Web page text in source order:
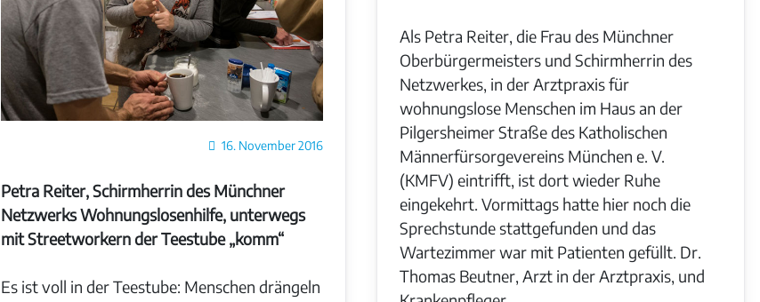
16. November 2016
Petra Reiter, Schirmherrin des Münchner
Netzwerks Wohnungslosenhilfe, unterwegs
mit Streetworkern der Teestube „komm“
Es ist voll in der Teestube: Menschen drängeln
Als Petra Reiter, die Frau des Münchner
Oberbürgermeisters und Schirmherrin des
Netzwerkes, in der Arztpraxis für
wohnungslose Menschen im Haus an der
Pilgersheimer Straße des Katholischen
Männerfürsorgevereins München e. V.
(KMFV) eintrifft, ist dort wieder Ruhe
eingekehrt. Vormittags hatte hier noch die
Sprechstunde stattgefunden und das
Wartezimmer war mit Patienten gefüllt. Dr.
Thomas Beutner, Arzt in der Arztpraxis, und